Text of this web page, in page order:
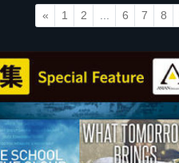
« 1 2 6 7 8